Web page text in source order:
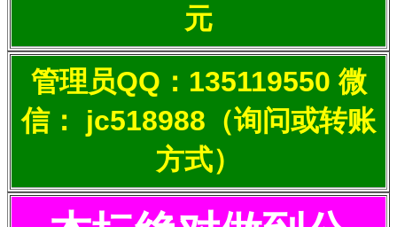
元
管理员QQ：135119550 微
信： jc518988（询问或转账
方式）